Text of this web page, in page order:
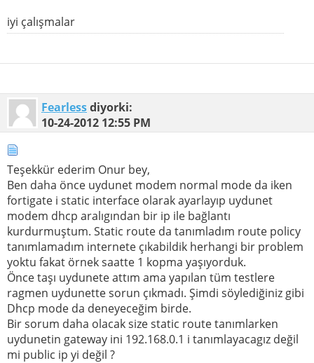
iyi çalışmalar
Fearlessdiyorki:
10-24-2012 12:55 PM
Teşekkür ederim Onur bey,
Ben daha önce uydunet modem normal mode da iken
fortigate i static interface olarak ayarlayıp uydunet
modem dhcp aralıgından bir ip ile bağlantı
kurdurmuştum. Static route da tanımladım route policy
tanımlamadım internete çıkabildik herhangi bir problem
yoktu fakat örnek saatte 1 kopma yaşıyorduk.
Önce taşı uydunete attım ama yapılan tüm testlere
ragmen uydunette sorun çıkmadı. Şimdi söylediğiniz gibi
Dhcp mode da deneyeceğim birde.
Bir sorum daha olacak size static route tanımlarken
uydunetin gateway ini 192.168.0.1 i tanımlayacagız değil
mi public ip yi değil ?